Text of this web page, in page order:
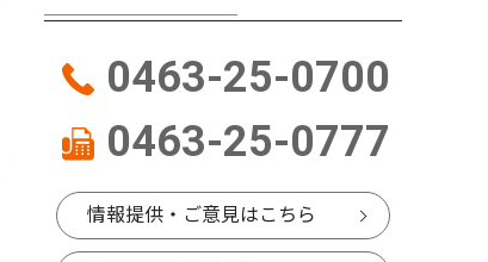
0463-25-0700
0463-25-0777
情報提供・ご意見はこちら